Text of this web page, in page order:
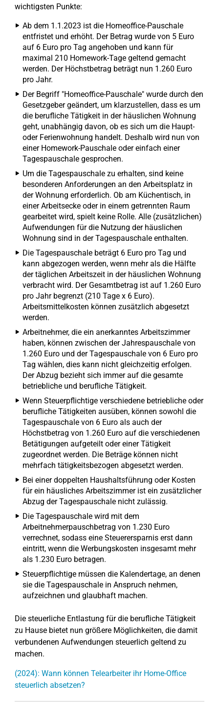
wichtigsten Punkte:
Ab dem 1.1.2023 ist die Homeoffice-Pauschale
entfristet und erhöht. Der Betrag wurde von 5 Euro
auf 6 Euro pro Tag angehoben und kann für
maximal 210 Homework-Tage geltend gemacht
werden. Der Höchstbetrag beträgt nun 1.260 Euro
pro Jahr.
Der Begriff "Homeoffice-Pauschale" wurde durch den
Gesetzgeber geändert, um klarzustellen, dass es um
die berufliche Tätigkeit in der häuslichen Wohnung
geht, unabhängig davon, ob es sich um die Haupt-
oder Ferienwohnung handelt. Deshalb wird nun von
einer Homework-Pauschale oder einfach einer
Tagespauschale gesprochen.
Um die Tagespauschale zu erhalten, sind keine
besonderen Anforderungen an den Arbeitsplatz in
der Wohnung erforderlich. Ob am Küchentisch, in
einer Arbeitsecke oder in einem getrennten Raum
gearbeitet wird, spielt keine Rolle. Alle (zusätzlichen)
Aufwendungen für die Nutzung der häuslichen
Wohnung sind in der Tagespauschale enthalten.
Die Tagespauschale beträgt 6 Euro pro Tag und
kann abgezogen werden, wenn mehr als die Hälfte
der täglichen Arbeitszeit in der häuslichen Wohnung
verbracht wird. Der Gesamtbetrag ist auf 1.260 Euro
pro Jahr begrenzt (210 Tage x 6 Euro).
Arbeitsmittelkosten können zusätzlich abgesetzt
werden.
Arbeitnehmer, die ein anerkanntes Arbeitszimmer
haben, können zwischen der Jahrespauschale von
1.260 Euro und der Tagespauschale von 6 Euro pro
Tag wählen, dies kann nicht gleichzeitig erfolgen.
Der Abzug bezieht sich immer auf die gesamte
betriebliche und berufliche Tätigkeit.
Wenn Steuerpflichtige verschiedene betriebliche oder
berufliche Tätigkeiten ausüben, können sowohl die
Tagespauschale von 6 Euro als auch der
Höchstbetrag von 1.260 Euro auf die verschiedenen
Betätigungen aufgeteilt oder einer Tätigkeit
zugeordnet werden. Die Beträge können nicht
mehrfach tätigkeitsbezogen abgesetzt werden.
Bei einer doppelten Haushaltsführung oder Kosten
für ein häusliches Arbeitszimmer ist ein zusätzlicher
Abzug der Tagespauschale nicht zulässig.
Die Tagespauschale wird mit dem
Arbeitnehmerpauschbetrag von 1.230 Euro
verrechnet, sodass eine Steuerersparnis erst dann
eintritt, wenn die Werbungskosten insgesamt mehr
als 1.230 Euro betragen.
Steuerpflichtige müssen die Kalendertage, an denen
sie die Tagespauschale in Anspruch nehmen,
aufzeichnen und glaubhaft machen.
Die steuerliche Entlastung für die berufliche Tätigkeit
zu Hause bietet nun größere Möglichkeiten, die damit
verbundenen Aufwendungen steuerlich geltend zu
machen.
(2024): Wann können Telearbeiter ihr Home-Office
steuerlich absetzen?